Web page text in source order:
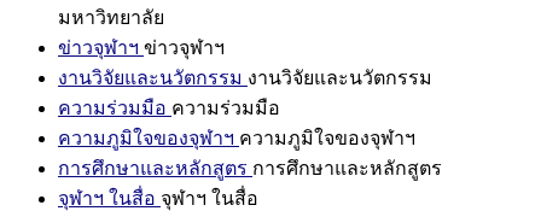
มหาวิทยาลัย
ข่าวจุฬาฯ ข่าวจุฬาฯ
งานวิจัยและนวัตกรรม งานวิจัยและนวัตกรรม
ความร่วมมือ ความร่วมมือ
ความภูมิใจของจุฬาฯ ความภูมิใจของจุฬาฯ
การศึกษาและหลักสูตร การศึกษาและหลักสูตร
จุฬาฯ ในสื่อ จุฬาฯ ในสื่อ